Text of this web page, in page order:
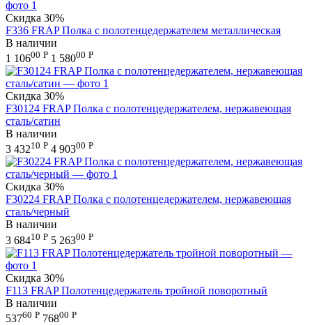
Скидка 30%
F336 FRAP Полка с полотенцедержателем металлическая
В наличии
1 10600 Р 1 58000 Р
Скидка 30%
F30124 FRAP Полка с полотенцедержателем, нержавеющая
сталь/сатин
В наличии
3 43210 Р 4 90300 Р
Скидка 30%
F30224 FRAP Полка с полотенцедержателем, нержавеющая
сталь/черный
В наличии
3 68410 Р 5 26300 Р
Скидка 30%
F113 FRAP Полотенцедержатель тройной поворотный
В наличии
53760 Р 76800 Р